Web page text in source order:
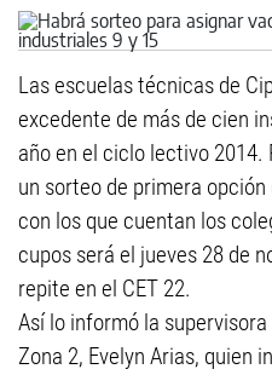
Las escuelas técnicas de
excedente de más de cien
año en el ciclo lectivo
un sorteo de primera
con los que cuentan los
cupos será el jueves 28 de
repite en el CET 22.
Así lo informó la
Zona 2, Evelyn Arias, quien